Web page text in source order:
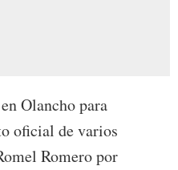
Olancho para
oficial de varios
Romero por